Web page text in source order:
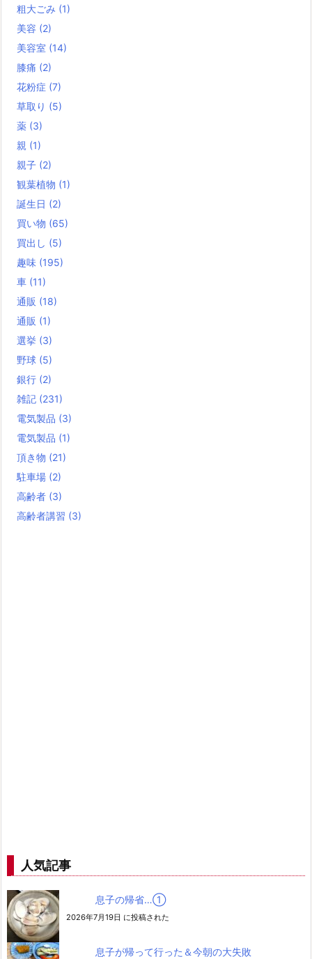
粗大ごみ (1)
美容 (2)
美容室 (14)
膝痛 (2)
花粉症 (7)
草取り (5)
薬 (3)
親 (1)
親子 (2)
観葉植物 (1)
誕生日 (2)
買い物 (65)
買出し (5)
趣味 (195)
車 (11)
通販 (18)
通販 (1)
選挙 (3)
野球 (5)
銀行 (2)
雑記 (231)
電気製品 (3)
電気製品 (1)
頂き物 (21)
駐車場 (2)
高齢者 (3)
高齢者講習 (3)
人気記事
息子の帰省…➀
2026年7月19日 に投稿された
息子が帰って行った＆今朝の大失敗